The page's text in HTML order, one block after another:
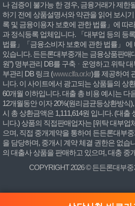
나 검증이 불가능 한 경우, 금융거래가 제한
하기 전에 상품설명서와 약관을 읽어 보시
록 및 금융이용자 보호에 관한 법률」에 따
과 정식등록 업체입니다. 「대부업 등의 등
법률」「금융소비자 보호에 관한 법률」
있습니다. 든든론대부중개는 금융상품판매
원”) 명부관리 DB를 구축ᆞ운영하고 위탁
부관리 DB 링크 (www.clfa.or.kr)를 제공하여
니다. 이 사이트에서 광고되는 상품들의 상
60개월 이하입니다. 대출 총 비용 예시는 다
12개월동안 이자 20%(원리금균등상환방식
시 총 상환금액은 1,111,614원 입니다. (대출
니다.) 상품의 직접판매업자는 [위탁 대부업
으며, 직접 중개계약을 통하여 든든론대부
을 담당하며, 중개시 계약 체결 권한은 없습
의 대출사 상품을 판매하고 있으며, 대충 중
COPYRIGHT 2026 © 든든론대부중